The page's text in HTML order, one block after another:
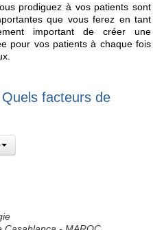
prodiguez à vos patients sont
que vous ferez en tant
important de créer une
pour vos patients à chaque fois
facteurs de